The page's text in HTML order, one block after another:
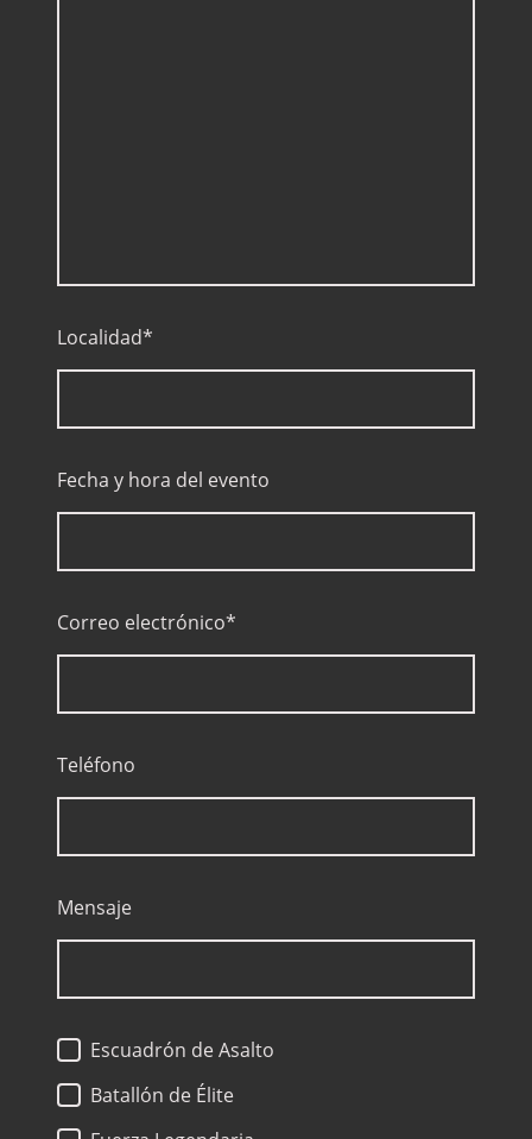
Localidad*
Fecha y hora del evento
Correo electrónico*
Teléfono
Mensaje
Escuadrón de Asalto
Batallón de Élite